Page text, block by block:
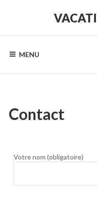
MENU
Contact
Votre nom (obligatoire)